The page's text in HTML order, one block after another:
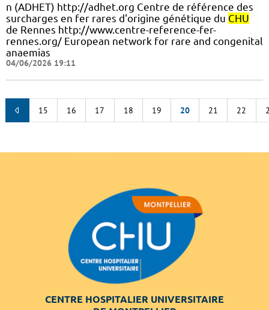
n (ADHET) http://adhet.org Centre de référence des
surcharges en fer rares d'origine génétique du CHU
de Rennes http://www.centre-reference-fer-
rennes.org/ European network for rare and congenital
anaemias
04/06/2026 19:11
15 16 17 18 19 20 21 22
CENTRE HOSPITALIER UNIVERSITAIRE